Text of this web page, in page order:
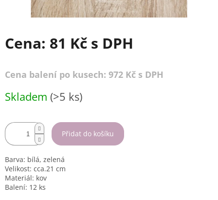
Cena: 81 Kč s DPH
Cena balení po kusech: 972 Kč s DPH
cena:
Skladem (>5 ks)
Přidat do košíku
Barva: bílá, zelená
Velikost: cca.21 cm
Materiál: kov
Balení: 12 ks